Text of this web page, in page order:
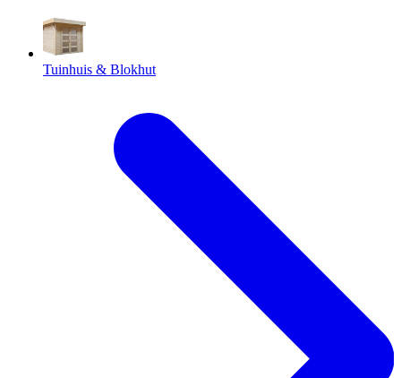
Tuinhuis & Blokhut